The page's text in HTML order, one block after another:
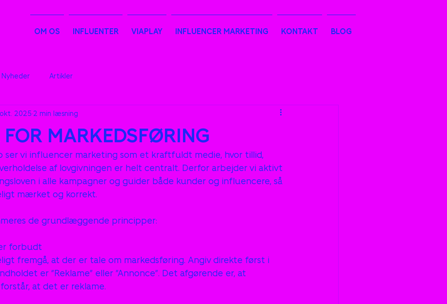
OM OS INFLUENTER VIAPLAY INFLUENCER MARKETING KONTAKT BLOG
Nyheder Artikler
FOR MARKEDSFØRING
2025 2 min læsning
ser vi influencer marketing som et kraftfuldt medie, hvor tillid,
af lovgivningen er helt centralt. Derfor arbejder vi aktivt
i alle kampagner og guider både kunder og influencere, så
mærket og korrekt.
de grundlæggende principper:
forbudt
fremgå, at der er tale om markedsføring. Angiv direkte først i
er “Reklame” eller “Annonce”. Det afgørende er, at
at det er reklame.